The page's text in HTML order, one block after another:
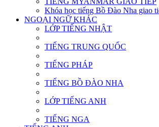
Khóa học tiếng Bồ Đào Nha giao
NGOẠI NGỮ KHÁC
LỚP TIẾNG NHẬT
TIẾNG TRUNG QUỐC
TIẾNG PHÁP
TIẾNG BỒ ĐÀO NHA
LỚP TIẾNG ANH
TIẾNG NGA